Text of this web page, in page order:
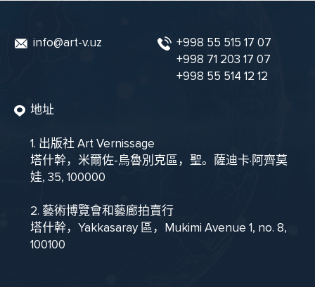
info@art-v.uz
+998 55 515 17 07
+998 71 203 17 07
+998 55 514 12 12
地址
1. 出版社 Art Vernissage
塔什幹，米爾佐-烏魯別克區，聖。薩迪卡·阿齊莫
娃, 35, 100000
2. 藝術博覽會和藝廊拍賣行
塔什幹，Yakkasaray 區，Mukimi Avenue 1, no. 8,
100100